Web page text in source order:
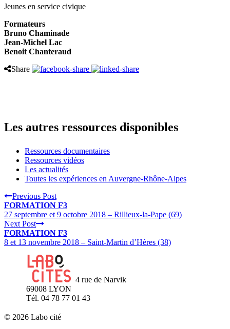
Jeunes en service civique
Formateurs
Bruno Chaminade
Jean-Michel Lac
Benoit Chanteraud
Share
Les autres ressources disponibles
Ressources documentaires
Ressources vidéos
Les actualités
Toutes les expériences en Auvergne-Rhône-Alpes
Previous Post
FORMATION F3
27 septembre et 9 octobre 2018 – Rillieux-la-Pape (69)
Next Post
FORMATION F3
8 et 13 novembre 2018 – Saint-Martin d’Hères (38)
4 rue de Narvik
69008 LYON
Tél. 04 78 77 01 43
© 2026 Labo cité